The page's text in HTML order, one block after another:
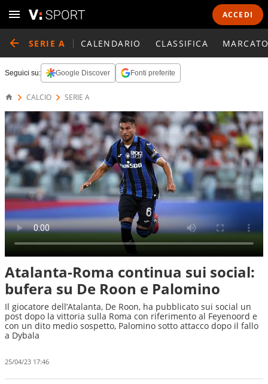
ACCEDI
SERIE A CALENDARIO CLASSIFICA
Seguici su: Google Discover Fonti preferite
CALCIO SERIE A
Atalanta-Roma continua sui social:
bufera su De Roon e Palomino
Il giocatore dell’Atalanta, De Roon, ha pubblicato sui social un
post dopo la vittoria sulla Roma con riferimento al Feyenoord e
con un dito medio sospetto, Palomino sotto attacco dopo il fallo
a Dybala
25/04/23 17:46